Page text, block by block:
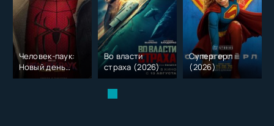
Человек-паук:
Новый день
(2026)
Во власти
страха (2026)
Супергерл
(2026)